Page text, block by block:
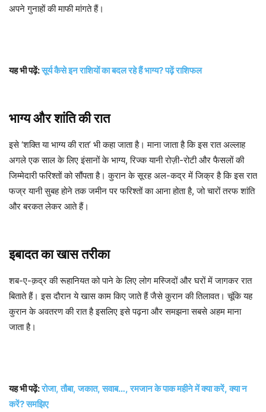
अपने गुनाहों की माफी मांगते हैं।
यह भी पढ़ें:सूर्य कैसे इन राशियों का बदल रहे हैं भाग्य? पढ़ें राशिफल
भाग्य और शांति की रात
इसे ‘शक्ति या भाग्य की रात’ भी कहा जाता है। माना जाता है कि इस रात अल्लाह
अगले एक साल के लिए इंसानों के भाग्य, रिज्क यानी रोज़ी-रोटी और फैसलों की
जिम्मेदारी फरिश्तों को सौंपता है। कुरान के सूरह अल-कद्र में जिक्र है कि इस रात
फज्र यानी सुबह होने तक जमीन पर फरिश्तों का आना होता है, जो चारों तरफ शांति
और बरकत लेकर आते हैं।
इबादत का खास तरीका
शब-ए-क़द्र की रूहानियत को पाने के लिए लोग मस्जिदों और घरों में जागकर रात
बिताते हैं। इस दौरान ये खास काम किए जाते हैं जैसे कुरान की तिलावत। चूंकि यह
कुरान के अवतरण की रात है इसलिए इसे पढ़ना और समझना सबसे अहम माना
जाता है।
यह भी पढ़ें:रोजा, तौबा, जकात, सवाब…, रमजान के पाक महीने में क्या करें, क्या न
करें? समझिए